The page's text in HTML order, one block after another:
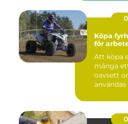
Köpa fyrhjuling
för
Att köpa
många
oavsett